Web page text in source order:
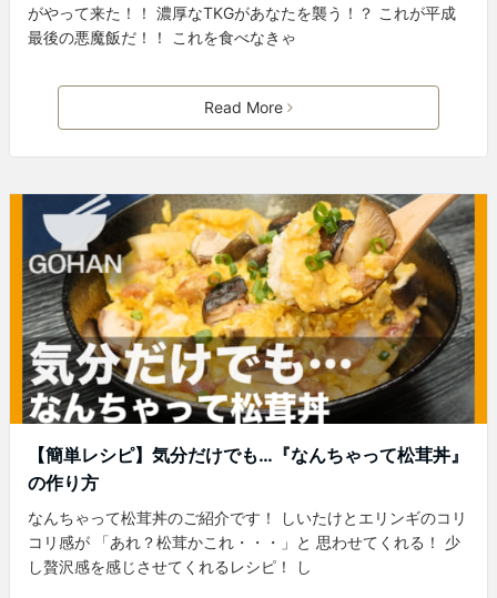
がやって来た！！ 濃厚なTKGがあなたを襲う！？ これが平成
最後の悪魔飯だ！！ これを食べなきゃ
Read More
【簡単レシピ】気分だけでも…『なんちゃって松茸丼』
の作り方
なんちゃって松茸丼のご紹介です！ しいたけとエリンギのコリ
コリ感が 「あれ？松茸かこれ・・・」と 思わせてくれる！ 少
し贅沢感を感じさせてくれるレシピ！ し